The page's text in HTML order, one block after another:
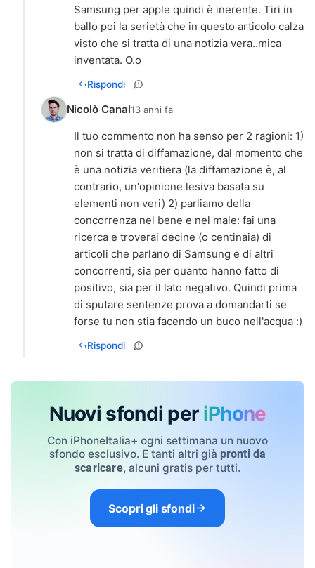
Samsung per apple quindi è inerente. Tiri in
ballo poi la serietà che in questo articolo calza
visto che si tratta di una notizia vera..mica
inventata. O.o
Rispondi
Nicolò Canal13 anni fa
Il tuo commento non ha senso per 2 ragioni: 1)
non si tratta di diffamazione, dal momento che
è una notizia veritiera (la diffamazione è, al
contrario, un'opinione lesiva basata su
elementi non veri) 2) parliamo della
concorrenza nel bene e nel male: fai una
ricerca e troverai decine (o centinaia) di
articoli che parlano di Samsung e di altri
concorrenti, sia per quanto hanno fatto di
positivo, sia per il lato negativo. Quindi prima
di sputare sentenze prova a domandarti se
forse tu non stia facendo un buco nell'acqua :)
Rispondi
Nuovi sfondi per iPhone
Con iPhoneItalia+ ogni settimana un nuovo
sfondo esclusivo. E tanti altri già pronti da
scaricare, alcuni gratis per tutti.
Scopri gli sfondi